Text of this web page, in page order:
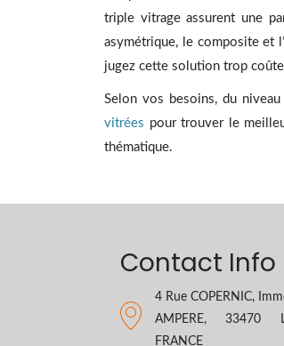
triple vitrage assurent une
asymétrique, le composite et
jugez cette solution trop
Selon vos besoins, du
vitrées pour trouver le
thématique.
Contact Info
4 Rue COPERNIC,
AMPERE, 33470
FRANCE